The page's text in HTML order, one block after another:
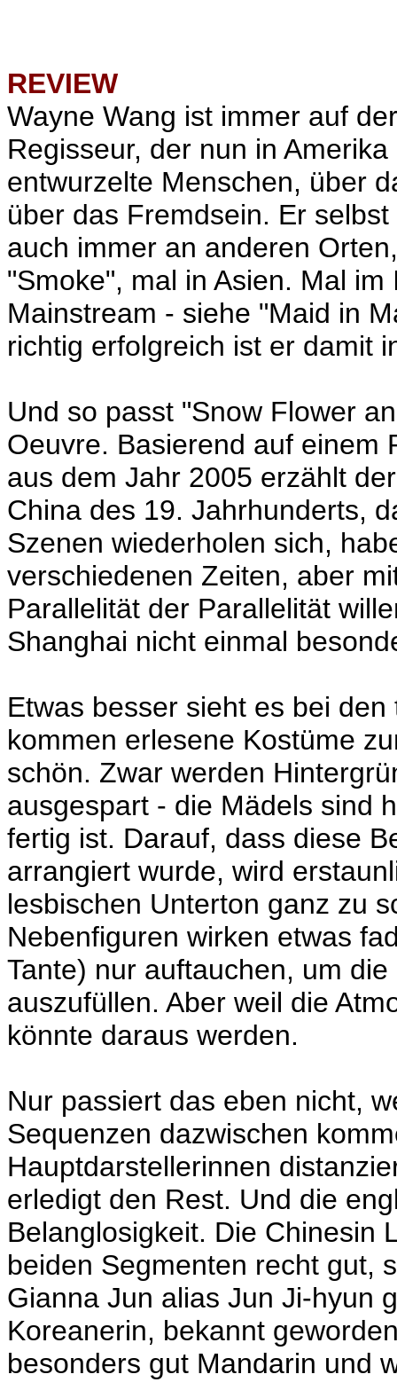
REVIEW
Wayne Wang ist immer auf
Regisseur, der nun in
entwurzelte Menschen, über
über das Fremdsein. Er
auch immer an anderen
"Smoke", mal in Asien. Mal
Mainstream - siehe "Maid in
richtig erfolgreich ist er damit
Und so passt "Snow Flower
Oeuvre. Basierend auf einem
aus dem Jahr 2005 erzählt
China des 19. Jahrhunderts,
Szenen wiederholen sich,
verschiedenen Zeiten, aber
Parallelität der Parallelität
Shanghai nicht einmal
Etwas besser sieht es bei
kommen erlesene Kostüme
schön. Zwar werden
ausgespart - die Mädels sind
fertig ist. Darauf, dass diese
arrangiert wurde, wird
lesbischen Unterton ganz zu
Nebenfiguren wirken etwas
Tante) nur auftauchen, um
auszufüllen. Aber weil die
könnte daraus werden.
Nur passiert das eben nicht,
Sequenzen dazwischen
Hauptdarstellerinnen
erledigt den Rest. Und die
Belanglosigkeit. Die Chinesin
beiden Segmenten recht gut,
Gianna Jun alias Jun Ji-hyun
Koreanerin, bekannt
besonders gut Mandarin und